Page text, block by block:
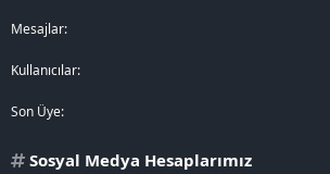
Mesajlar
Kullanıcılar
Son Üye
Sosyal Medya Hesaplarımız